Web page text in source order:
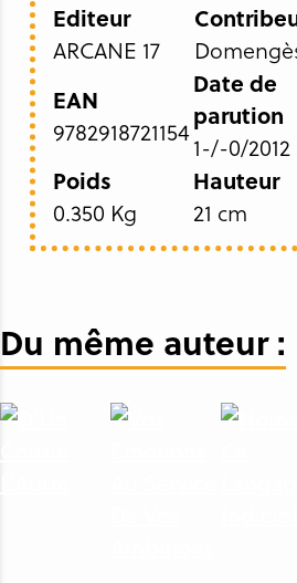
Editeur
ARCANE 17
EAN
9782918721154
Date de
parution
1-/-0/2012
Poids
0.350 Kg
Hauteur
21 cm
Du même auteur :